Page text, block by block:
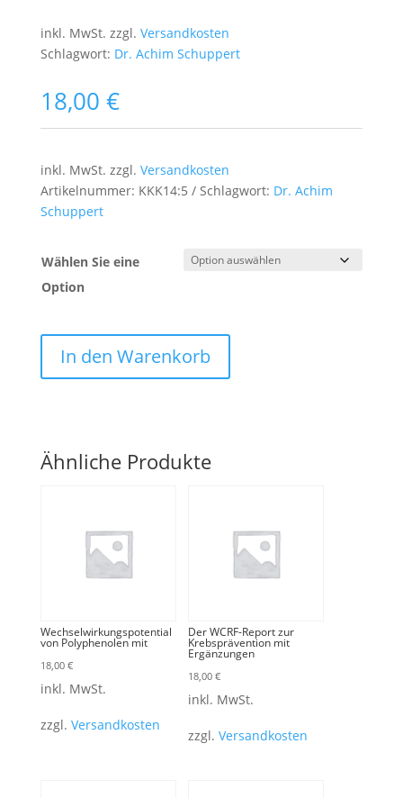
inkl. MwSt. zzgl. Versandkosten
Schlagwort: Dr. Achim Schuppert
18,00 €
inkl. MwSt. zzgl. Versandkosten
Artikelnummer: KKK14:5 Schlagwort: Dr. Achim
Schuppert
Wählen Sie eine
Option
In den Warenkorb
Ähnliche Produkte
Wechselwirkungspotential
von Polyphenolen mit
18,00 €
inkl. MwSt.
zzgl. Versandkosten
Der WCRF-Report zur
Krebsprävention mit
Ergänzungen
18,00 €
inkl. MwSt.
zzgl. Versandkosten